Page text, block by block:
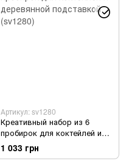
Артикул: sv1280
Креативный набор из 6
пробирок для коктейлей и
деревянной подставкой
(sv1280)
1 033 грн